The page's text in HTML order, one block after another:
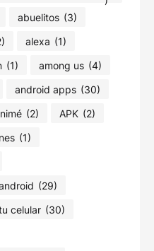
abuelitos (3)
alexa (1)
(1) among us (4)
android apps (30)
(2) APK (2)
(1)
(29)
celular (30)